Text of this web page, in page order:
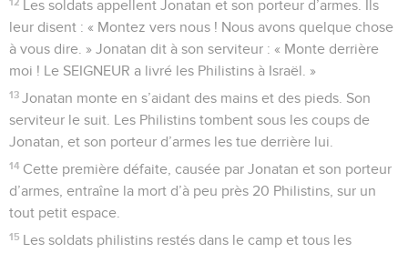
Les soldats appellent Jonatan et son porteur d’armes. Ils
leur disent : « Montez vers nous ! Nous avons quelque chose
à vous dire. » Jonatan dit à son serviteur : « Monte derrière
moi ! Le SEIGNEUR a livré les Philistins à Israël. »
13 Jonatan monte en s’aidant des mains et des pieds. Son
serviteur le suit. Les Philistins tombent sous les coups de
Jonatan, et son porteur d’armes les tue derrière lui.
14 Cette première défaite, causée par Jonatan et son porteur
d’armes, entraîne la mort d’à peu près 20 Philistins, sur un
tout petit espace.
15 Les soldats philistins restés dans le camp et tous les